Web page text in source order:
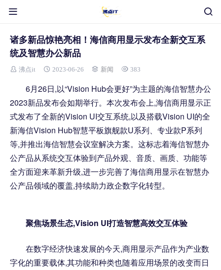
诸多新品惊艳亮相！海信商用显示发布全新交互系
统及智慧办公新品
沸点it 2023-06-26 新闻 383
6月26日,以“Vision Hub会更好”为主题的海信智慧办公
2023新品发布会如期举行。本次发布会上,海信商用显示正
式发布了全新的Vision UI交互系统,以及搭载Vision UI的全
新海信Vision Hub智慧平板旗舰款U系列、专业款P系列
等,并推出海信智慧会议室解决方案。这标志着海信智慧办
公产品从系统交互体验到产品外观、音质、画质、功能等
全方面迎来革新升级,进一步完善了海信商用显示在智慧办
公产品领域的覆盖,持续助力政企数字化转型。
聚焦场景生态,Vision UI打造智慧高效交互体验
在数字经济快速发展的今天,商用显示产品作为产业数
字化的重要载体,其功能和种类也随着应用场景的改变而日